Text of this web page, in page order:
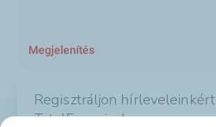
Regisztráljon hírleveleinkért
TotalEnergies!
Megjelenítés